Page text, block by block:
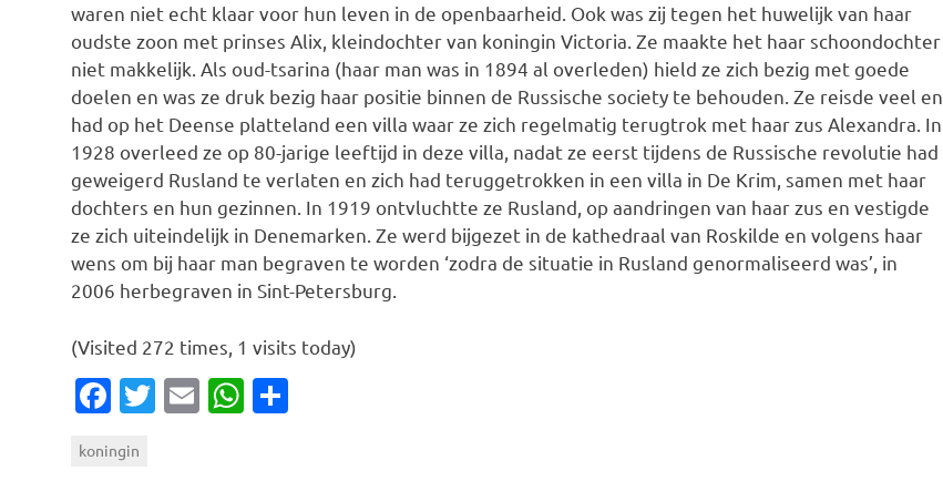
waren niet echt klaar voor hun leven in de openbaarheid. Ook was zij tegen het huwelijk van haar
oudste zoon met prinses Alix, kleindochter van koningin Victoria. Ze maakte het haar schoondochter
niet makkelijk. Als oud-tsarina (haar man was in 1894 al overleden) hield ze zich bezig met goede
doelen en was ze druk bezig haar positie binnen de Russische society te behouden. Ze reisde veel en
had op het Deense platteland een villa waar ze zich regelmatig terugtrok met haar zus Alexandra. In
1928 overleed ze op 80-jarige leeftijd in deze villa, nadat ze eerst tijdens de Russische revolutie had
geweigerd Rusland te verlaten en zich had teruggetrokken in een villa in De Krim, samen met haar
dochters en hun gezinnen. In 1919 ontvluchtte ze Rusland, op aandringen van haar zus en vestigde
ze zich uiteindelijk in Denemarken. Ze werd bijgezet in de kathedraal van Roskilde en volgens haar
wens om bij haar man begraven te worden ‘zodra de situatie in Rusland genormaliseerd was’, in
2006 herbegraven in Sint-Petersburg.
(Visited 272 times, 1 visits today)
Facebook
Twitter
EmailWhatsApp
koningin